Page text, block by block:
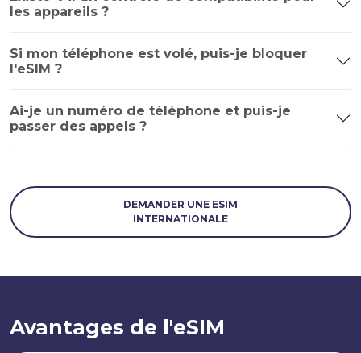
les appareils ?
Si mon téléphone est volé, puis-je bloquer
l'eSIM ?
Ai-je un numéro de téléphone et puis-je
passer des appels ?
DEMANDER UNE ESIM
INTERNATIONALE
Avantages de l'eSIM